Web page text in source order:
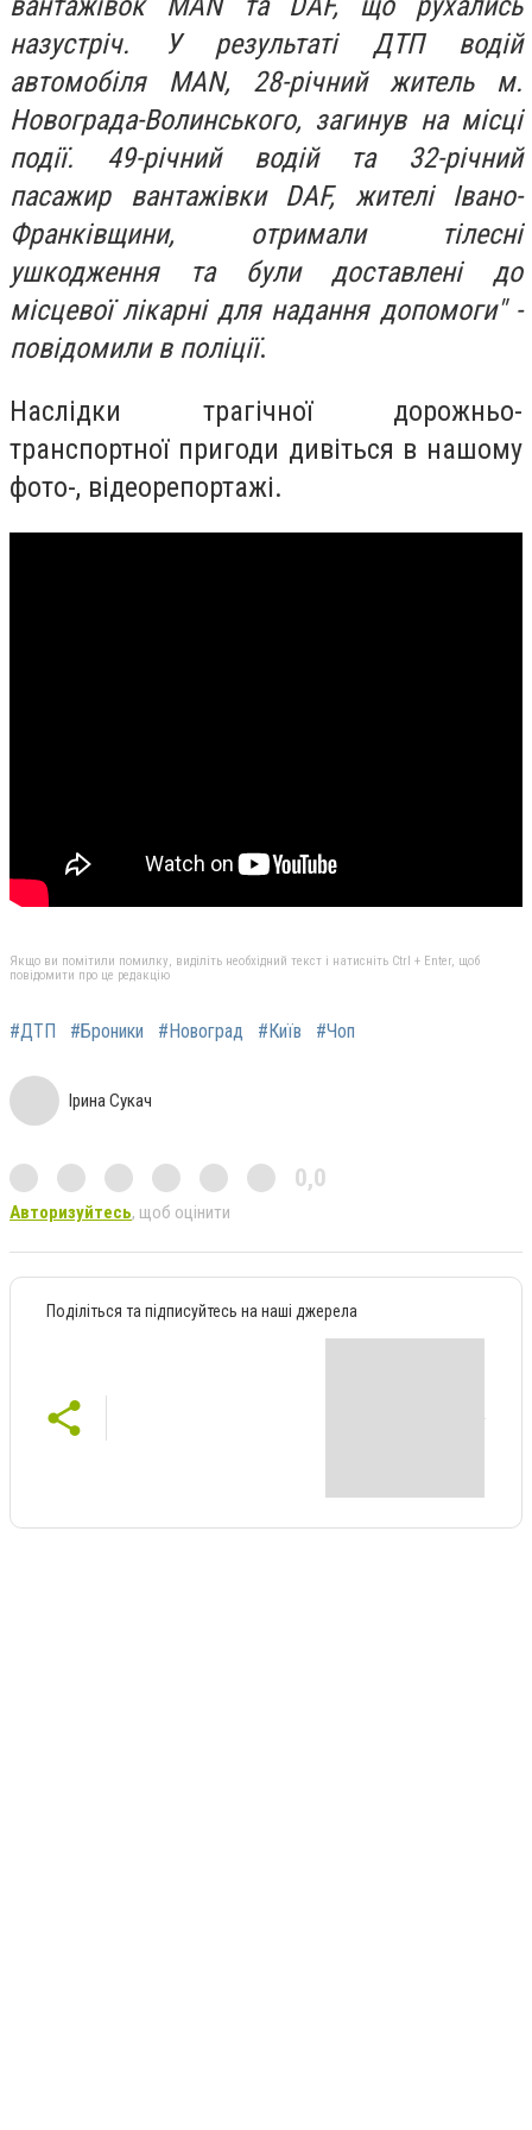
назустріч. У результаті ДТП водій
автомобіля MAN, 28-річний житель м.
Новограда-Волинського, загинув на місці
події. 49-річний водій та 32-річний
пасажир вантажівки DAF, жителі Івано-
Франківщини, отримали тілесні
ушкодження та були доставлені до
місцевої лікарні для надання допомоги" -
повідомили в поліції.
Наслідки трагічної дорожньо-
транспортної пригоди дивіться в нашому
фото-, відеорепортажі.
Якщо ви помітили помилку, виділіть необхідний текст і натисніть Ctrl + Enter, щоб
повідомити про це редакцію
#ДТП #Броники #Новоград #Київ #Чоп
Ірина Сукач
0,0
Авторизуйтесь, щоб оцінити
Поділіться та підписуйтесь на наші джерела